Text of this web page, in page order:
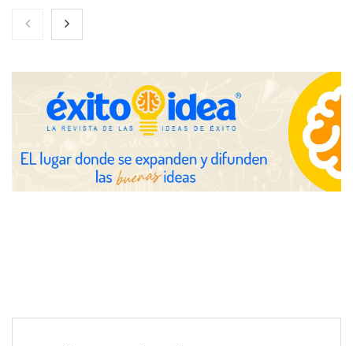
Nicols presenta seis modelos de anillos de compromiso para el
eclipse solar del 12 de agosto
Zoomex mejora su Strategy Center con herramientas
avanzadas para trading estratégico
COMPALISS de LYSOTRIC: cuando un solo producto multiplica
las posibilidades del salón profesional